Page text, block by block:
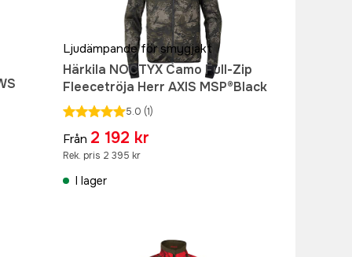
Ljudämpande för smygjakt
Härkila NOCTYX Camo Full-Zip
Fleecetröja Herr AXIS MSP®Black
5.0 (1)
Från 2 192 kr
Rek. pris 2 395 kr
I lager